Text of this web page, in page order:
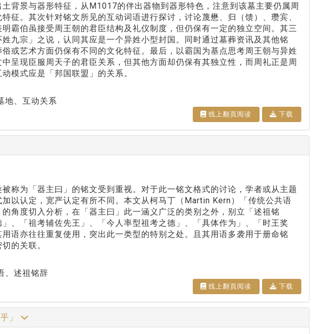
背景与器形特征，从M1017的伴出器物到器形特色，注意到该墓主要仍属周
征。其次针对铭文所见的互动词语进行探讨，讨论蔑懋、归（馈）、瓒宾、
霸伯虽接受周王朝的君臣结构及礼仪制度，但仍保有一定的独立空间。其三
九宗」之说，认同其应是一个异姓小型封国。同时通过墓葬资讯及其他铭
或艺术方面仍保有不同的文化特征。最后，以霸国为基点思考周王朝与异姓
呈现臣服周天子的君臣关系，但其他方面却仍保有其独立性，而周礼正是周
模式应是「邦国联盟」的关系。
地、互动关系
线上翻⾴阅读 下载
称为「器主曰」的铭文受到重视。对于此一铭文格式的讨论，学者或从主题
以认定，宽严认定有所不同。本文从柯马丁（Martin Kern）「传统公共语
角度切入分析，在「器主曰」此一涵义广泛的类别之外，别立「述祖铭
、「祖考辅佐先王」、「今人率型祖考之德」、「具体作为」、「时王奖
语亦往往重复使用，突出此一类型的特别之处。且其用语多袭用于册命铭
的关联。
、述祖铭辞
线上翻⾴阅读 下载
」